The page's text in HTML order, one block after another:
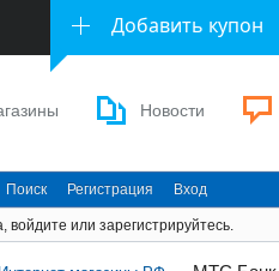
Добавить купон
Новости
Поиск Регистрация Вход
войдите или зарегистрируйтесь.